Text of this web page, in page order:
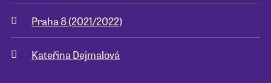
Praha 8 (2021/2022)
Kateřina Dejmalová